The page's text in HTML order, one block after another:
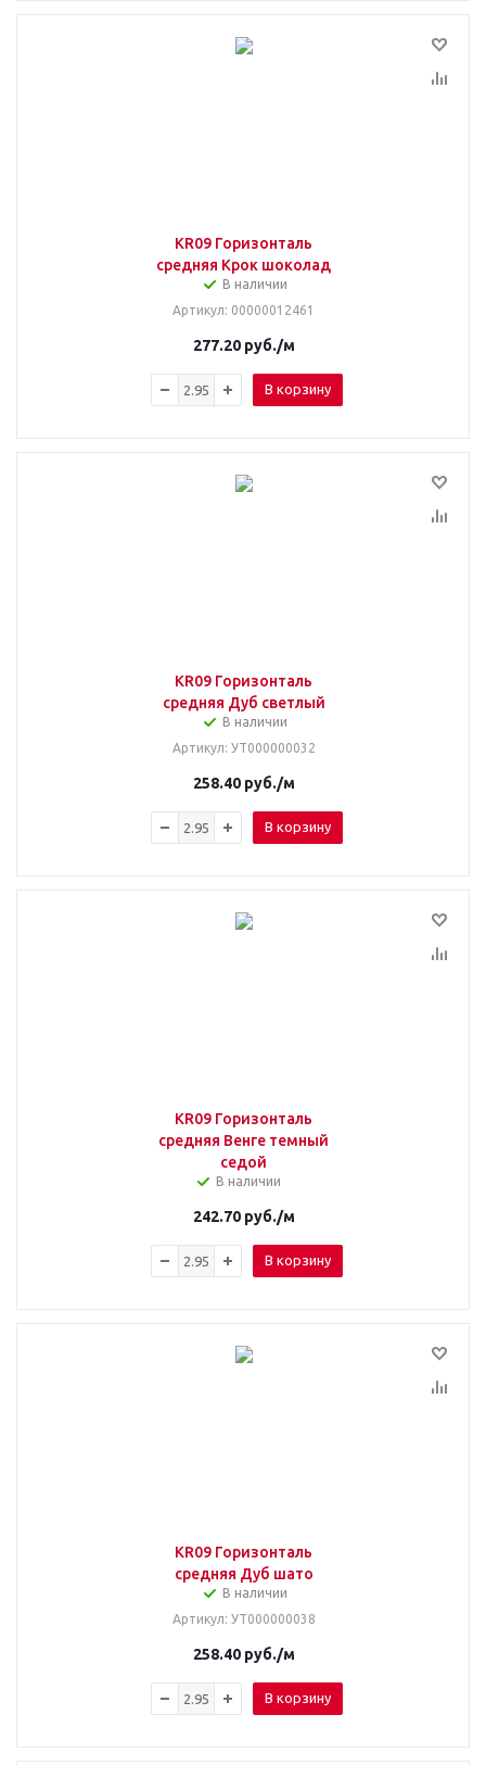
KR09 Горизонталь
средняя Крок шоколад
В наличии
Артикул: 00000012461
277.20руб./м
В корзину
KR09 Горизонталь
средняя Дуб светлый
В наличии
Артикул: УТ000000032
258.40руб./м
В корзину
KR09 Горизонталь
средняя Венге темный
седой
В наличии
242.70руб./м
В корзину
KR09 Горизонталь
средняя Дуб шато
В наличии
Артикул: УТ000000038
258.40руб./м
В корзину